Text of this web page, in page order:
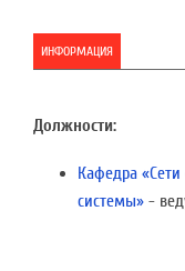
ИНФОРМАЦИЯ
Должности:
Кафедра
системы» -